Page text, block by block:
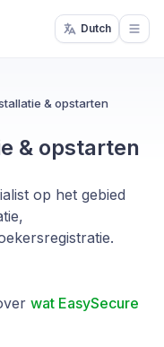
Dutch
& opstarten
& opstarten
op het gebied
wat EasySecure